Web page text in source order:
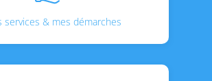
services & mes démarches